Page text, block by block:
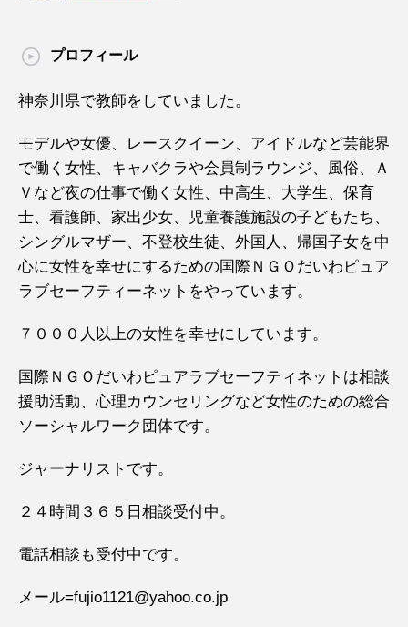
プロフィール
神奈川県で教師をしていました。
モデルや女優、レースクイーン、アイドルなど芸能界
で働く女性、キャバクラや会員制ラウンジ、風俗、Ａ
Ｖなど夜の仕事で働く女性、中高生、大学生、保育
士、看護師、家出少女、児童養護施設の子どもたち、
シングルマザー、不登校生徒、外国人、帰国子女を中
心に女性を幸せにするための国際ＮＧＯだいわピュア
ラブセーフティーネットをやっています。
７０００人以上の女性を幸せにしています。
国際ＮＧＯだいわピュアラブセーフティネットは相談
援助活動、心理カウンセリングなど女性のための総合
ソーシャルワーク団体です。
ジャーナリストです。
２４時間３６５日相談受付中。
電話相談も受付中です。
メール=fujio1121@yahoo.co.jp